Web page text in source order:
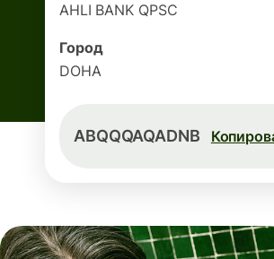
AHLI BANK QPSC
Город
DOHA
ABQQQAQADNB